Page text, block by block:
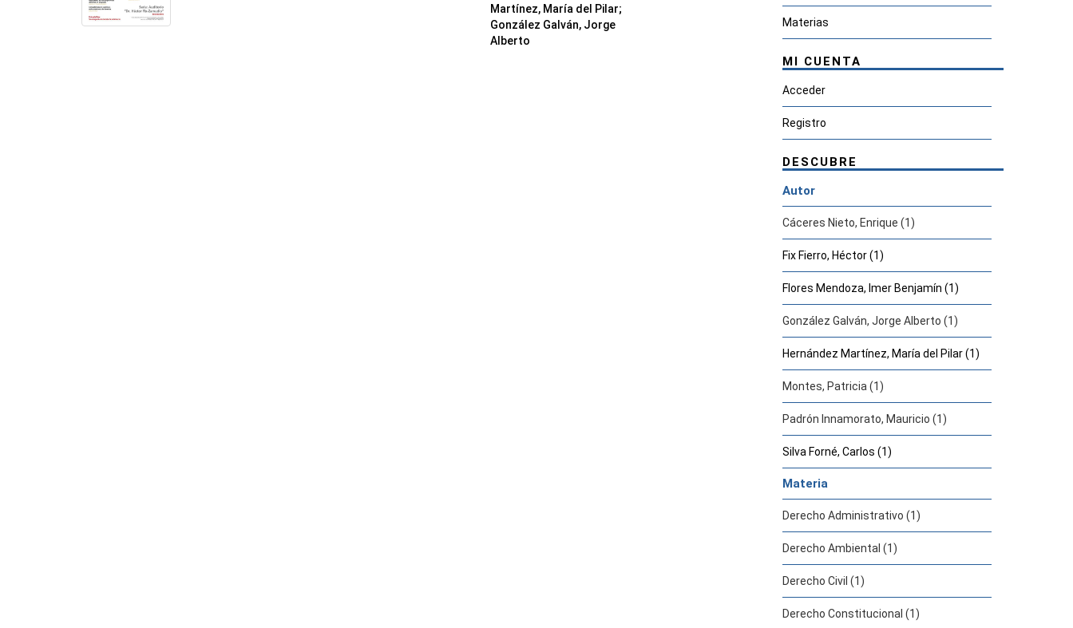
Martínez, María del Pilar;
González Galván, Jorge
Alberto
Materias
MI CUENTA
Acceder
Registro
DESCUBRE
Autor
Cáceres Nieto, Enrique (1)
Fix Fierro, Héctor (1)
Flores Mendoza, Imer Benjamín (1)
González Galván, Jorge Alberto (1)
Hernández Martínez, María del Pilar (1)
Montes, Patricia (1)
Padrón Innamorato, Mauricio (1)
Silva Forné, Carlos (1)
Materia
Derecho Administrativo (1)
Derecho Ambiental (1)
Derecho Civil (1)
Derecho Constitucional (1)